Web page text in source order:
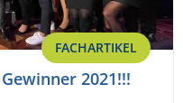
FACHARTIKEL
2021!!!